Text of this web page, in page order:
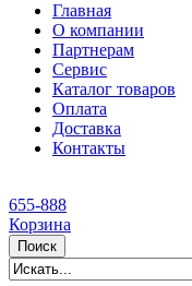
Главная
О компании
Партнерам
Сервис
Каталог товаров
Оплата
Доставка
Контакты
655-888
Корзина
Поиск